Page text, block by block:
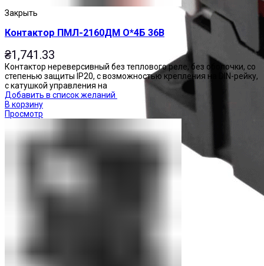
Закрыть
Контактор ПМЛ-2160ДМ О*4Б 36В
₴1,741.33
Контактор нереверсивный без теплового реле, без оболочки, со
степенью защиты IP20, с возможностью крепления на DIN-рейку,
с катушкой управления на
Добавить в список желаний
В корзину
Просмотр